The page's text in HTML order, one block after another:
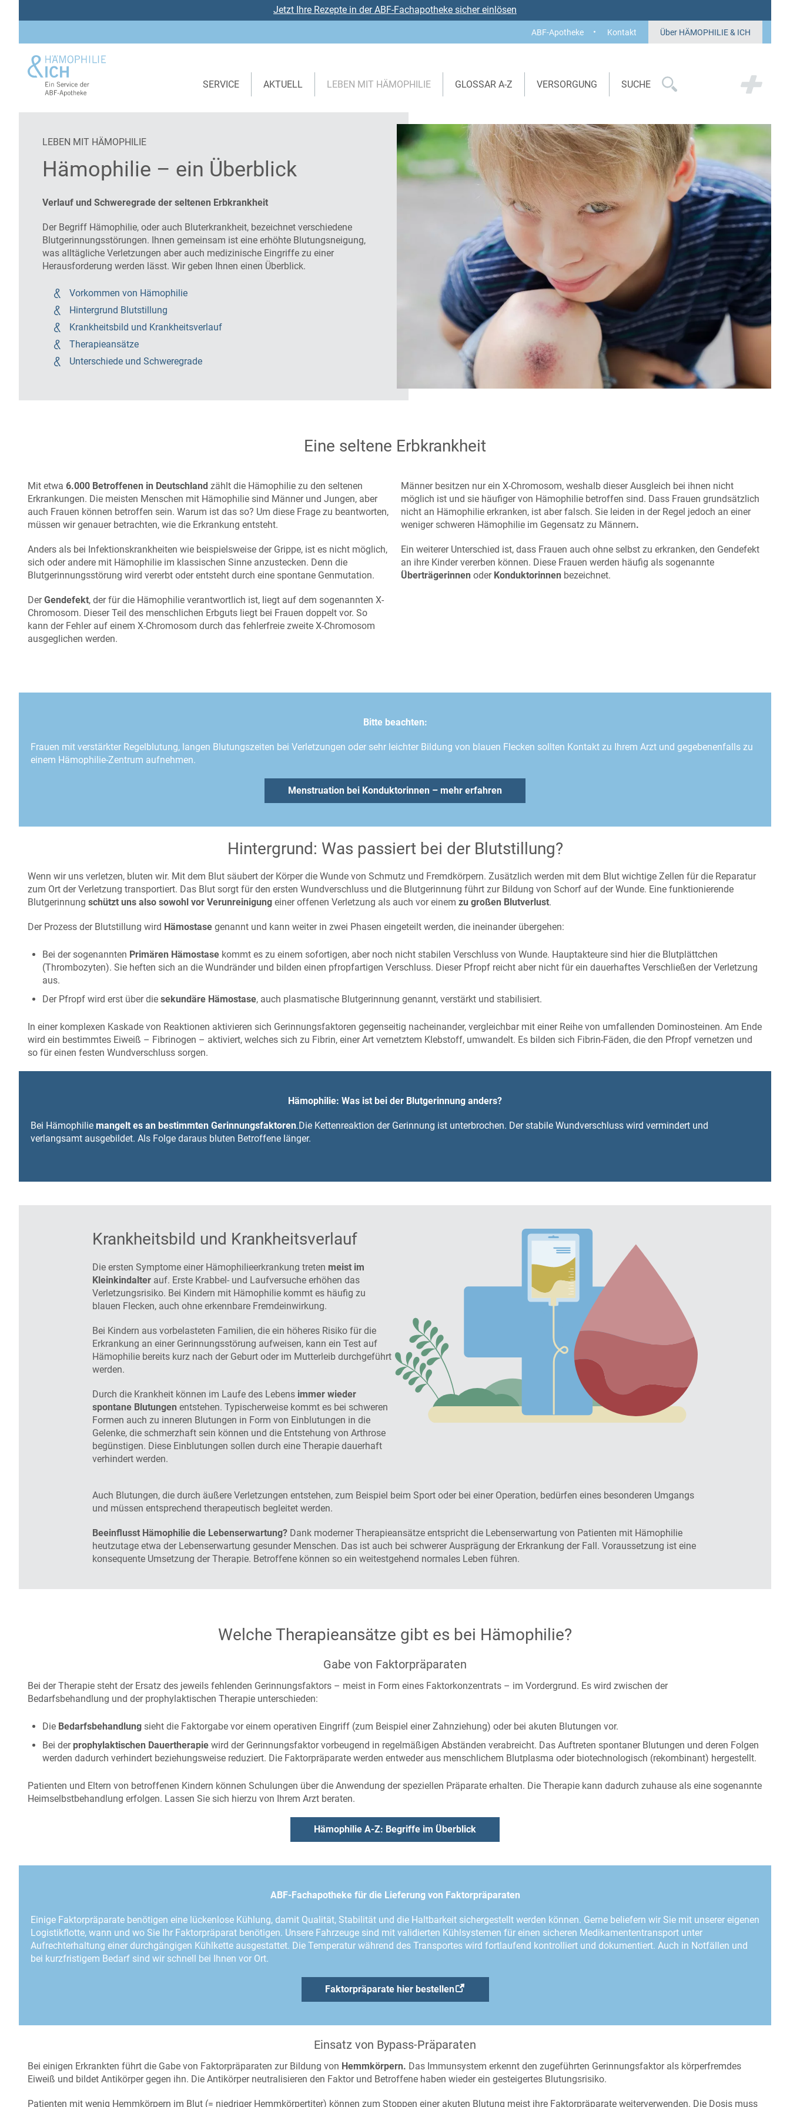
Jetzt Ihre Rezepte in der ABF-Fachapotheke sicher einlösen
ABF-Apotheke Kontakt Über HÄMOPHILIE & ICH
SERVICE AKTUELL LEBEN MIT HÄMOPHILIE GLOSSAR A-Z VERSORGUNG SUCHE
Hämophilie Leben mit Hämophilie
LEBEN MIT HÄMOPHILIE
Hämophilie – ein Überblick
Verlauf und Schweregrade der seltenen Erbkrankheit
Der Begriff Hämophilie, oder auch Bluterkrankheit, bezeichnet verschiedene
Blutgerinnungsstörungen. Ihnen gemeinsam ist eine erhöhte Blutungsneigung,
was alltägliche Verletzungen aber auch medizinische Eingriffe zu einer
Herausforderung werden lässt. Wir geben Ihnen einen Überblick.
Vorkommen von Hämophilie
Hintergrund Blutstillung
Krankheitsbild und Krankheitsverlauf
Therapieansätze
Unterschiede und Schweregrade
Eine seltene Erbkrankheit
Mit etwa 6.000 Betroffenen in Deutschland zählt die Hämophilie zu den seltenen
Erkrankungen. Die meisten Menschen mit Hämophilie sind Männer und Jungen, aber
auch Frauen können betroffen sein. Warum ist das so? Um diese Frage zu beantworten,
müssen wir genauer betrachten, wie die Erkrankung entsteht.
Anders als bei Infektionskrankheiten wie beispielsweise der Grippe, ist es nicht möglich,
sich oder andere mit Hämophilie im klassischen Sinne anzustecken. Denn die
Blutgerinnungsstörung wird vererbt oder entsteht durch eine spontane Genmutation.
DerGendefekt, der für die Hämophilie verantwortlich ist, liegt auf dem sogenannten X-
Chromosom. Dieser Teil des menschlichen Erbguts liegt bei Frauen doppelt vor. So
kann der Fehler auf einem X-Chromosom durch das fehlerfreie zweite X-Chromosom
ausgeglichen werden.
Männer besitzen nur ein X-Chromosom, weshalb dieser Ausgleich bei ihnen nicht
möglich ist und sie häufiger von Hämophilie betroffen sind. Dass Frauen grundsätzlich
nicht an Hämophilie erkranken, ist aber falsch. Sie leiden in der Regel jedoch an einer
weniger schweren Hämophilie im Gegensatz zu Männern.
Ein weiterer Unterschied ist, dass Frauen auch ohne selbst zu erkranken, den Gendefekt
an ihre Kinder vererben können. Diese Frauen werden häufig als sogenannte
Überträgerinnen oder Konduktorinnen bezeichnet.
Bitte beachten:
Frauen mit verstärkter Regelblutung, langen Blutungszeiten bei Verletzungen oder sehr leichter Bildung von blauen Flecken sollten Kontakt zu Ihrem Arzt und gegebenenfalls zu
einem Hämophilie-Zentrum aufnehmen.
Menstruation bei Konduktorinnen – mehr erfahren
Hintergrund: Was passiert bei der Blutstillung?
Wenn wir uns verletzen, bluten wir. Mit dem Blut säubert der Körper die Wunde von Schmutz und Fremdkörpern. Zusätzlich werden mit dem Blut wichtige Zellen für die Reparatur
zum Ort der Verletzung transportiert. Das Blut sorgt für den ersten Wundverschluss und die Blutgerinnung führt zur Bildung von Schorf auf der Wunde. Eine funktionierende
Blutgerinnung schützt uns also sowohl vor Verunreinigung einer offenen Verletzung als auch vor einem zu großen Blutverlust.
Der Prozess der Blutstillung wird Hämostase genannt und kann weiter in zwei Phasen eingeteilt werden, die ineinander übergehen:
Bei der sogenannten Primären Hämostase kommt es zu einem sofortigen, aber noch nicht stabilen Verschluss von Wunde. Hauptakteure sind hier die Blutplättchen
(Thrombozyten). Sie heften sich an die Wundränder und bilden einen pfropfartigen Verschluss. Dieser Pfropf reicht aber nicht für ein dauerhaftes Verschließen der Verletzung
aus.
Der Pfropf wird erst über die sekundäre Hämostase, auch plasmatische Blutgerinnung genannt, verstärkt und stabilisiert.
In einer komplexen Kaskade von Reaktionen aktivieren sich Gerinnungsfaktoren gegenseitig nacheinander, vergleichbar mit einer Reihe von umfallenden Dominosteinen. Am Ende
wird ein bestimmtes Eiweiß – Fibrinogen – aktiviert, welches sich zu Fibrin, einer Art vernetztem Klebstoff, umwandelt. Es bilden sich Fibrin-Fäden, die den Pfropf vernetzen und
so für einen festen Wundverschluss sorgen.
Hämophilie: Was ist bei der Blutgerinnung anders?
Bei Hämophilie mangelt es an bestimmten Gerinnungsfaktoren.Die Kettenreaktion der Gerinnung ist unterbrochen. Der stabile Wundverschluss wird vermindert und
verlangsamt ausgebildet. Als Folge daraus bluten Betroffene länger.
Krankheitsbild und Krankheitsverlauf
Die ersten Symptome einer Hämophilieerkrankung treten meist im
Kleinkindalter auf. Erste Krabbel- und Laufversuche erhöhen das
Verletzungsrisiko. Bei Kindern mit Hämophilie kommt es häufig zu
blauen Flecken, auch ohne erkennbare Fremdeinwirkung.
Bei Kindern aus vorbelasteten Familien, die ein höheres Risiko für die
Erkrankung an einer Gerinnungsstörung aufweisen, kann ein Test auf
Hämophilie bereits kurz nach der Geburt oder im Mutterleib durchgeführt
werden.
Durch die Krankheit können im Laufe des Lebens immer wieder
spontane Blutungen entstehen. Typischerweise kommt es bei schweren
Formen auch zu inneren Blutungen in Form von Einblutungen in die
Gelenke, die schmerzhaft sein können und die Entstehung von Arthrose
begünstigen. Diese Einblutungen sollen durch eine Therapie dauerhaft
verhindert werden.
Auch Blutungen, die durch äußere Verletzungen entstehen, zum Beispiel beim Sport oder bei einer Operation, bedürfen eines besonderen Umgangs
und müssen entsprechend therapeutisch begleitet werden.
Beeinflusst Hämophilie die Lebenserwartung? Dank moderner Therapieansätze entspricht die Lebenserwartung von Patienten mit Hämophilie
heutzutage etwa der Lebenserwartung gesunder Menschen. Das ist auch bei schwerer Ausprägung der Erkrankung der Fall. Voraussetzung ist eine
konsequente Umsetzung der Therapie. Betroffene können so ein weitestgehend normales Leben führen.
Welche Therapieansätze gibt es bei Hämophilie?
Gabe von Faktorpräparaten
Bei der Therapie steht der Ersatz des jeweils fehlenden Gerinnungsfaktors – meist in Form eines Faktorkonzentrats – im Vordergrund. Es wird zwischen der
Bedarfsbehandlung und der prophylaktischen Therapie unterschieden:
Die Bedarfsbehandlung sieht die Faktorgabe vor einem operativen Eingriff (zum Beispiel einer Zahnziehung) oder bei akuten Blutungen vor.
Bei der prophylaktischen Dauertherapie wird der Gerinnungsfaktor vorbeugend in regelmäßigen Abständen verabreicht. Das Auftreten spontaner Blutungen und deren Folgen
werden dadurch verhindert beziehungsweise reduziert. Die Faktorpräparate werden entweder aus menschlichem Blutplasma oder biotechnologisch (rekombinant) hergestellt.
Patienten und Eltern von betroffenen Kindern können Schulungen über die Anwendung der speziellen Präparate erhalten. Die Therapie kann dadurch zuhause als eine sogenannte
Heimselbstbehandlung erfolgen. Lassen Sie sich hierzu von Ihrem Arzt beraten.
Hämophilie A-Z: Begriffe im Überblick
ABF-Fachapotheke für die Lieferung von Faktorpräparaten
Einige Faktorpräparate benötigen eine lückenlose Kühlung, damit Qualität, Stabilität und die Haltbarkeit sichergestellt werden können. Gerne beliefern wir Sie mit unserer eigenen
Logistikflotte, wann und wo Sie Ihr Faktorpräparat benötigen. Unsere Fahrzeuge sind mit validierten Kühlsystemen für einen sicheren Medikamententransport unter
Aufrechterhaltung einer durchgängigen Kühlkette ausgestattet. Die Temperatur während des Transportes wird fortlaufend kontrolliert und dokumentiert. Auch in Notfällen und
bei kurzfristigem Bedarf sind wir schnell bei Ihnen vor Ort.
Faktorpräparate hier bestellen
Einsatz von Bypass-Präparaten
Bei einigen Erkrankten führt die Gabe von Faktorpräparaten zur Bildung von Hemmkörpern. Das Immunsystem erkennt den zugeführten Gerinnungsfaktor als körperfremdes
Eiweiß und bildet Antikörper gegen ihn. Die Antikörper neutralisieren den Faktor und Betroffene haben wieder ein gesteigertes Blutungsrisiko.
Patienten mit wenig Hemmkörpern im Blut (= niedriger Hemmkörpertiter) können zum Stoppen einer akuten Blutung meist ihre Faktorpräparate weiterverwenden. Die Dosis muss